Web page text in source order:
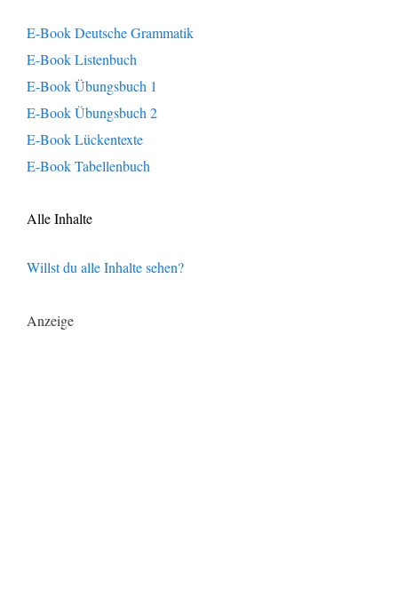
E-Book Deutsche Grammatik
E-Book Listenbuch
E-Book Übungsbuch 1
E-Book Übungsbuch 2
E-Book Lückentexte
E-Book Tabellenbuch
Alle Inhalte
Willst du alle Inhalte sehen?
Anzeige